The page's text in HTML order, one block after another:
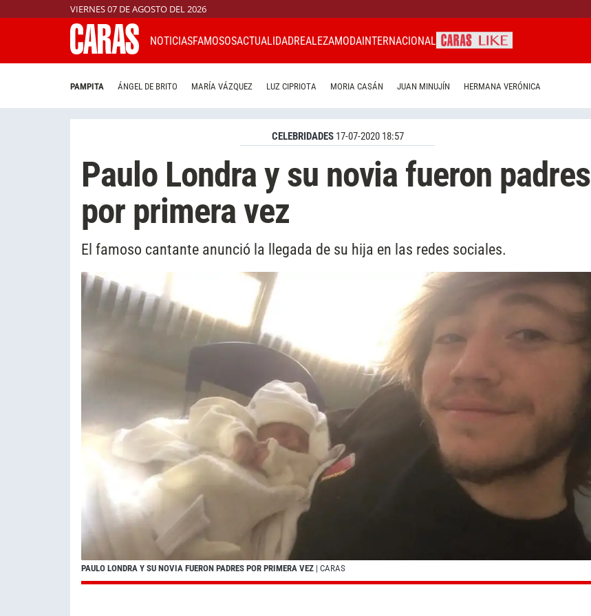
VIERNES 07 DE AGOSTO DEL 2026
NOTICIASFAMOSOSACTUALIDADREALEZAMODAINTERNACIONAL
PAMPITA ÁNGEL DE BRITO MARÍA VÁZQUEZ LUZ CIPRIOTA MORIA CASÁN JUAN MINUJÍN HERMANA VERÓNICA
CELEBRIDADES 17-07-2020 18:57
Paulo Londra y su novia fueron padres
por primera vez
El famoso cantante anunció la llegada de su hija en las redes sociales.
PAULO LONDRA Y SU NOVIA FUERON PADRES POR PRIMERA VEZ | CARAS